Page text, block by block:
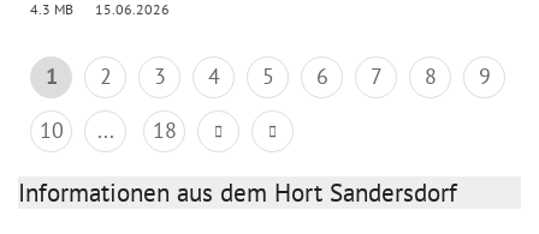
4.3 MB
15.06.2026
1 2 3 4 5 6 7 8
9
10
... 18
Informationen aus dem Hort Sandersdorf